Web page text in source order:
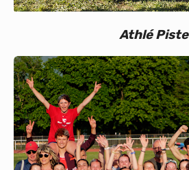
Athlé Piste